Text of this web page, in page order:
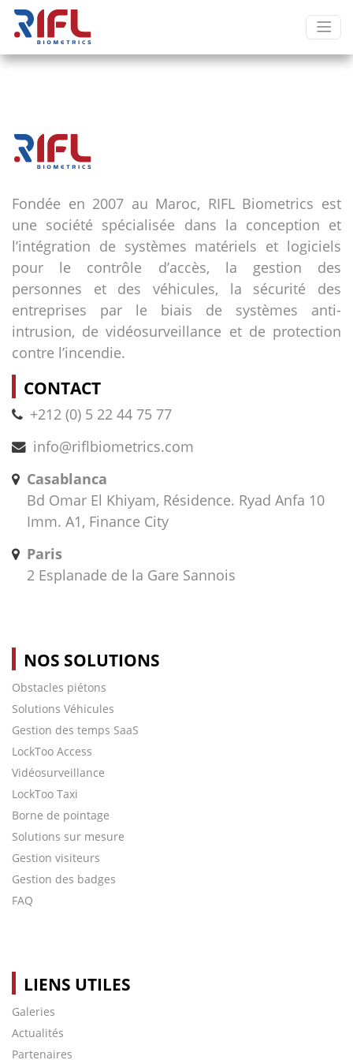
Fondée en 2007 au Maroc, RIFL Biometrics est
une société spécialisée dans la conception et
l’intégration de systèmes matériels et logiciels
pour le contrôle d’accès, la gestion des
personnes et des véhicules, la sécurité des
entreprises par le biais de systèmes anti-
intrusion, de vidéosurveillance et de protection
contre l’incendie.
CONTACT
+212 (0) 5 22 44 75 77
info@riflbiometrics.com
Casablanca
Bd Omar El Khiyam, Résidence. Ryad Anfa 10
Imm. A1, Finance City
Paris
2 Esplanade de la Gare Sannois
NOS SOLUTIONS
Obstacles piétons
Solutions Véhicules
Gestion des temps SaaS
LockToo Access
Vidéosurveillance
LockToo Taxi
Borne de pointage
Solutions sur mesure
Gestion visiteurs
Gestion des badges
FAQ
LIENS UTILES
Galeries
Actualités
Partenaires